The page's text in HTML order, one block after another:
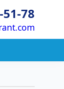
51-78